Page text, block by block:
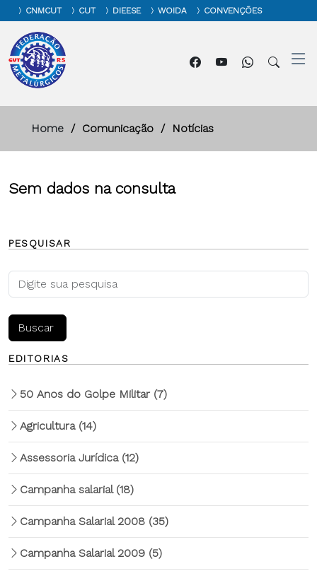
CNMCUT CUT DIEESE WOIDA CONVENÇÕES
Home Comunicação Notícias
Sem dados na consulta
PESQUISAR
EDITORIAS
50 Anos do Golpe Militar (7)
Agricultura (14)
Assessoria Jurídica (12)
Campanha salarial (18)
Campanha Salarial 2008 (35)
Campanha Salarial 2009 (5)